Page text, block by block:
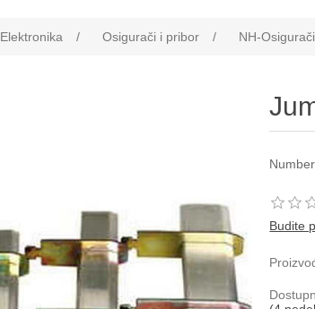
Elektronika / Osigurači i pribor / NH-Osigurači
Budite